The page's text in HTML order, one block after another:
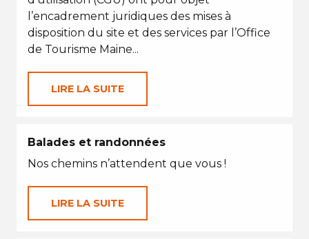
l’encadrement juridiques des mises à
disposition du site et des services par l’Office
de Tourisme Maine...
LIRE LA SUITE
Balades et randonnées
Nos chemins n’attendent que vous !
LIRE LA SUITE